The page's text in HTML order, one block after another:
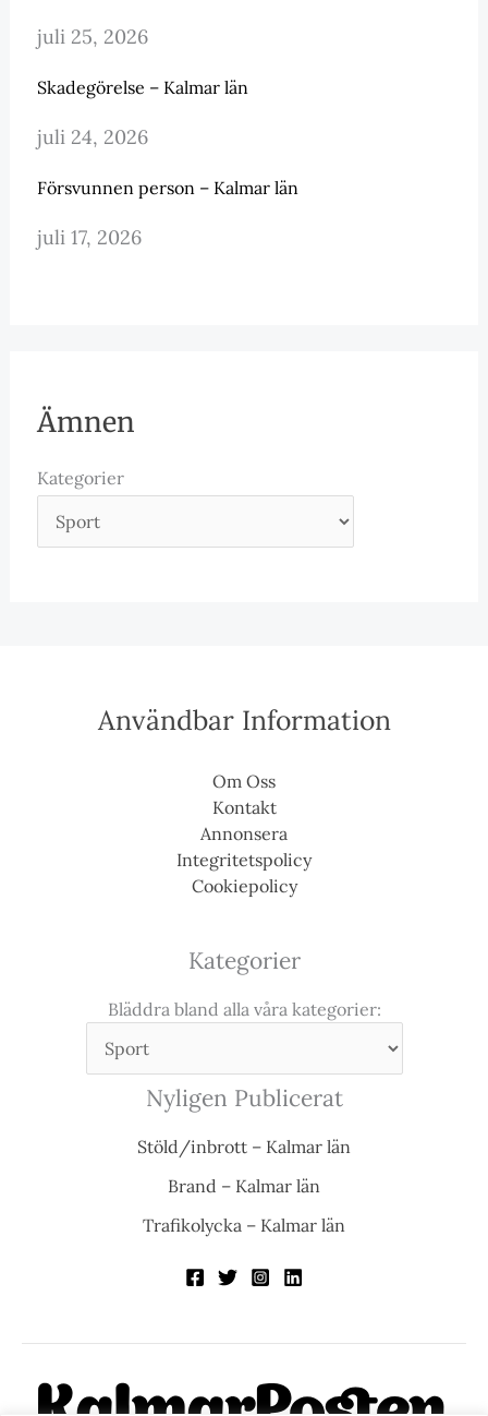
juli 25, 2026
Skadegörelse – Kalmar län
juli 24, 2026
Försvunnen person – Kalmar län
juli 17, 2026
Ämnen
Kategorier
Användbar Information
Om Oss
Kontakt
Annonsera
Integritetspolicy
Cookiepolicy
Kategorier
Bläddra bland alla våra kategorier:
Nyligen Publicerat
Stöld/inbrott – Kalmar län
Brand – Kalmar län
Trafikolycka – Kalmar län